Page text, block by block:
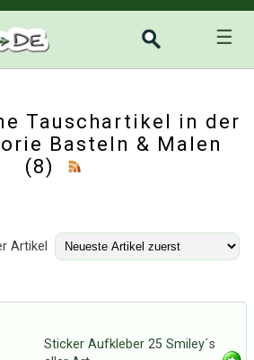
☰
Tauschartikel in der
Basteln & Malen
(8)
Artikel
Sticker Aufkleber 25 Smiley´s